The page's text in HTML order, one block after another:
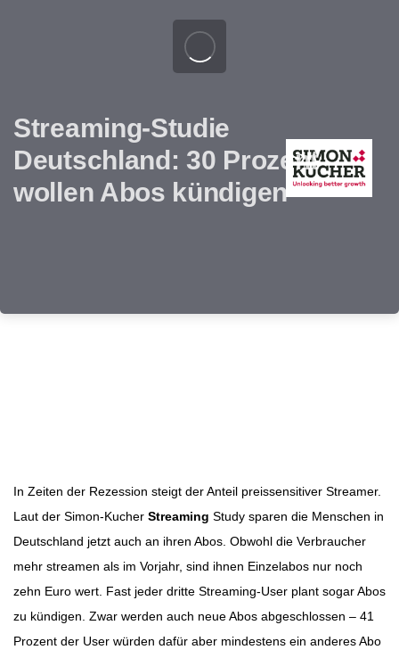
Streaming-Studie
Deutschland: 30 Prozent
wollen Abos kündigen
In Zeiten der Rezession steigt der Anteil preissensitiver Streamer.
Laut der Simon-Kucher Streaming Study sparen die Menschen in
Deutschland jetzt auch an ihren Abos. Obwohl die Verbraucher
mehr streamen als im Vorjahr, sind ihnen Einzelabos nur noch
zehn Euro wert. Fast jeder dritte Streaming-User plant sogar Abos
zu kündigen. Zwar werden auch neue Abos abgeschlossen – 41
Prozent der User würden dafür aber mindestens ein anderes Abo